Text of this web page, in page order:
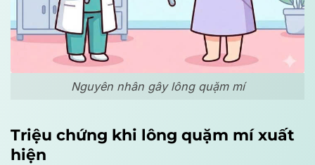
Nguyên nhân gây lông quặm mí
Triệu chứng khi lông quặm mí xuất
hiện